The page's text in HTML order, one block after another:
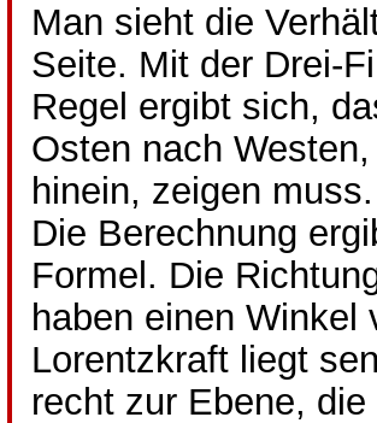
Man sieht die
Seite. Mit der Drei-
Regel ergibt sich,
Osten nach
hinein, zeigen muss.
Die Berechnung
Formel. Die
haben einen Winkel
Lorentzkraft liegt
recht zur Ebene,